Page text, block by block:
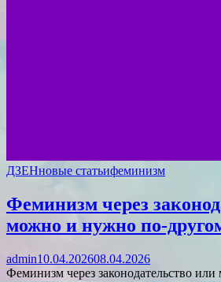
ДЗЕНновые статьифеминизм
Феминизм через
можно и нужно по-
admin10.04.202608.04.2026
Феминизм через законодательство